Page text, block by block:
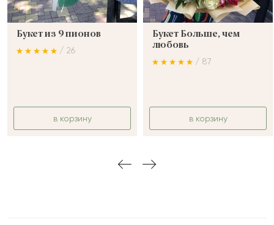
Букет из 9 пионов
/ 26
в корзину
Букет Больше, чем
любовь
/ 87
в корзину